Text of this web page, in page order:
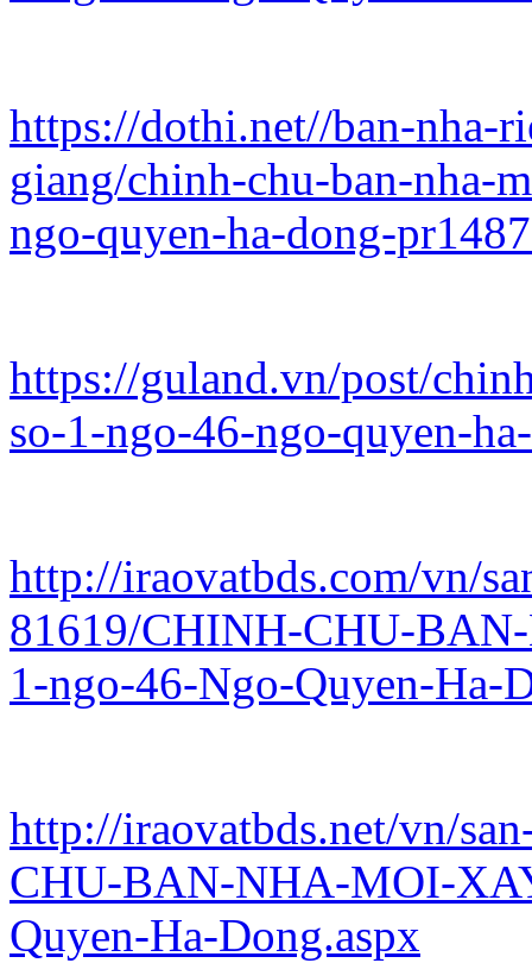
https://dothi.net//ban-nha-
giang/chinh-chu-ban-nha-
ngo-quyen-ha-dong-
https://guland.vn/post/
so-1-ngo-46-ngo-quyen-
http://iraovatbds.com/vn/
81619/CHINH-CHU-
1-ngo-46-Ngo-Quyen-Ha-
http://iraovatbds.net/vn/
CHU-BAN-NHA-MOI-
Quyen-Ha-Dong.aspx